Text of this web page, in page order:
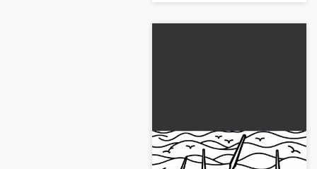
Plantilla de color de